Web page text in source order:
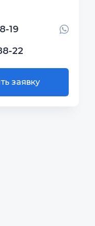
19
22
заявку